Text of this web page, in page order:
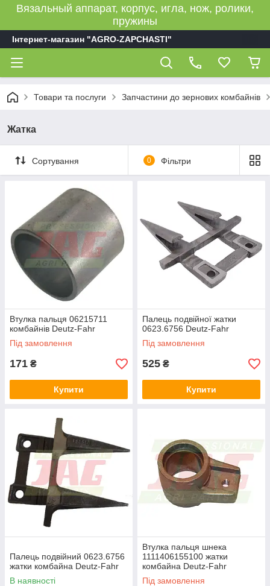
Вязальный аппарат, корпус, игла, нож, ролики,
пружины
Інтернет-магазин "AGRO-ZAPCHASTI"
Товари та послуги Запчастини до зернових комбайнів
Жатка
Сортування 0 Фільтри
Втулка пальця 06215711
комбайнів Deutz-Fahr
Під замовлення
171 ₴
Купити
Палець подвійної жатки
0623.6756 Deutz-Fahr
Під замовлення
525 ₴
Купити
Палець подвійний 0623.6756
жатки комбайна Deutz-Fahr
В наявності
Втулка пальця шнека
1111406155100 жатки
комбайна Deutz-Fahr
Під замовлення